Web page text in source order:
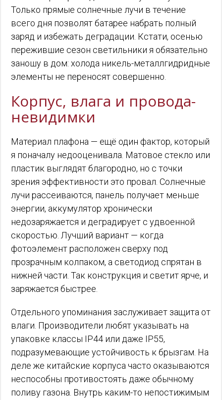
Только прямые солнечные лучи в течение
всего дня позволят батарее набрать полный
заряд и избежать деградации. Кстати, осенью
пережившие сезон светильники я обязательно
заношу в дом: холода никель-металлгидридные
элементы не переносят совершенно.
Корпус, влага и провода-
невидимки
Материал плафона — ещё один фактор, который
я поначалу недооценивала. Матовое стекло или
пластик выглядят благородно, но с точки
зрения эффективности это провал. Солнечные
лучи рассеиваются, панель получает меньше
энергии, аккумулятор хронически
недозаряжается и деградирует с удвоенной
скоростью. Лучший вариант — когда
фотоэлемент расположен сверху под
прозрачным колпаком, а светодиод спрятан в
нижней части. Так конструкция и светит ярче, и
заряжается быстрее.
Отдельного упоминания заслуживает защита от
влаги. Производители любят указывать на
упаковке классы IP44 или даже IP55,
подразумевающие устойчивость к брызгам. На
деле же китайские корпуса часто оказываются
неспособны противостоять даже обычному
поливу газона. Внутрь каким-то непостижимым